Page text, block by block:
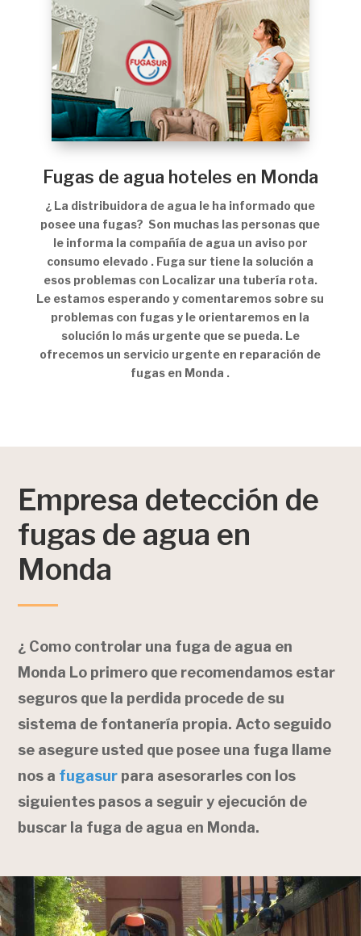
Fugas de agua hoteles en Monda
¿ La distribuidora de agua le ha informado que
posee una fugas? Son muchas las personas que
le informa la compañía de agua un aviso por
consumo elevado . Fuga sur tiene la solución a
esos problemas con Localizar una tubería rota.
Le estamos esperando y comentaremos sobre su
problemas con fugas y le orientaremos en la
solución lo más urgente que se pueda. Le
ofrecemos un servicio urgente en reparación de
fugas en Monda .
Empresa detección de
fugas de agua en
Monda
¿ Como controlar una fuga de agua en
Monda Lo primero que recomendamos estar
seguros que la perdida procede de su
sistema de fontanería propia. Acto seguido
se asegure usted que posee una fuga llame
nos a fugasur para asesorarles con los
siguientes pasos a seguir y ejecución de
buscar la fuga de agua en Monda.